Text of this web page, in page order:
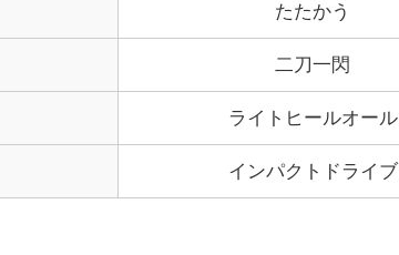
たたかう
二刀一閃
ライトヒールオール
インパクトドライブ